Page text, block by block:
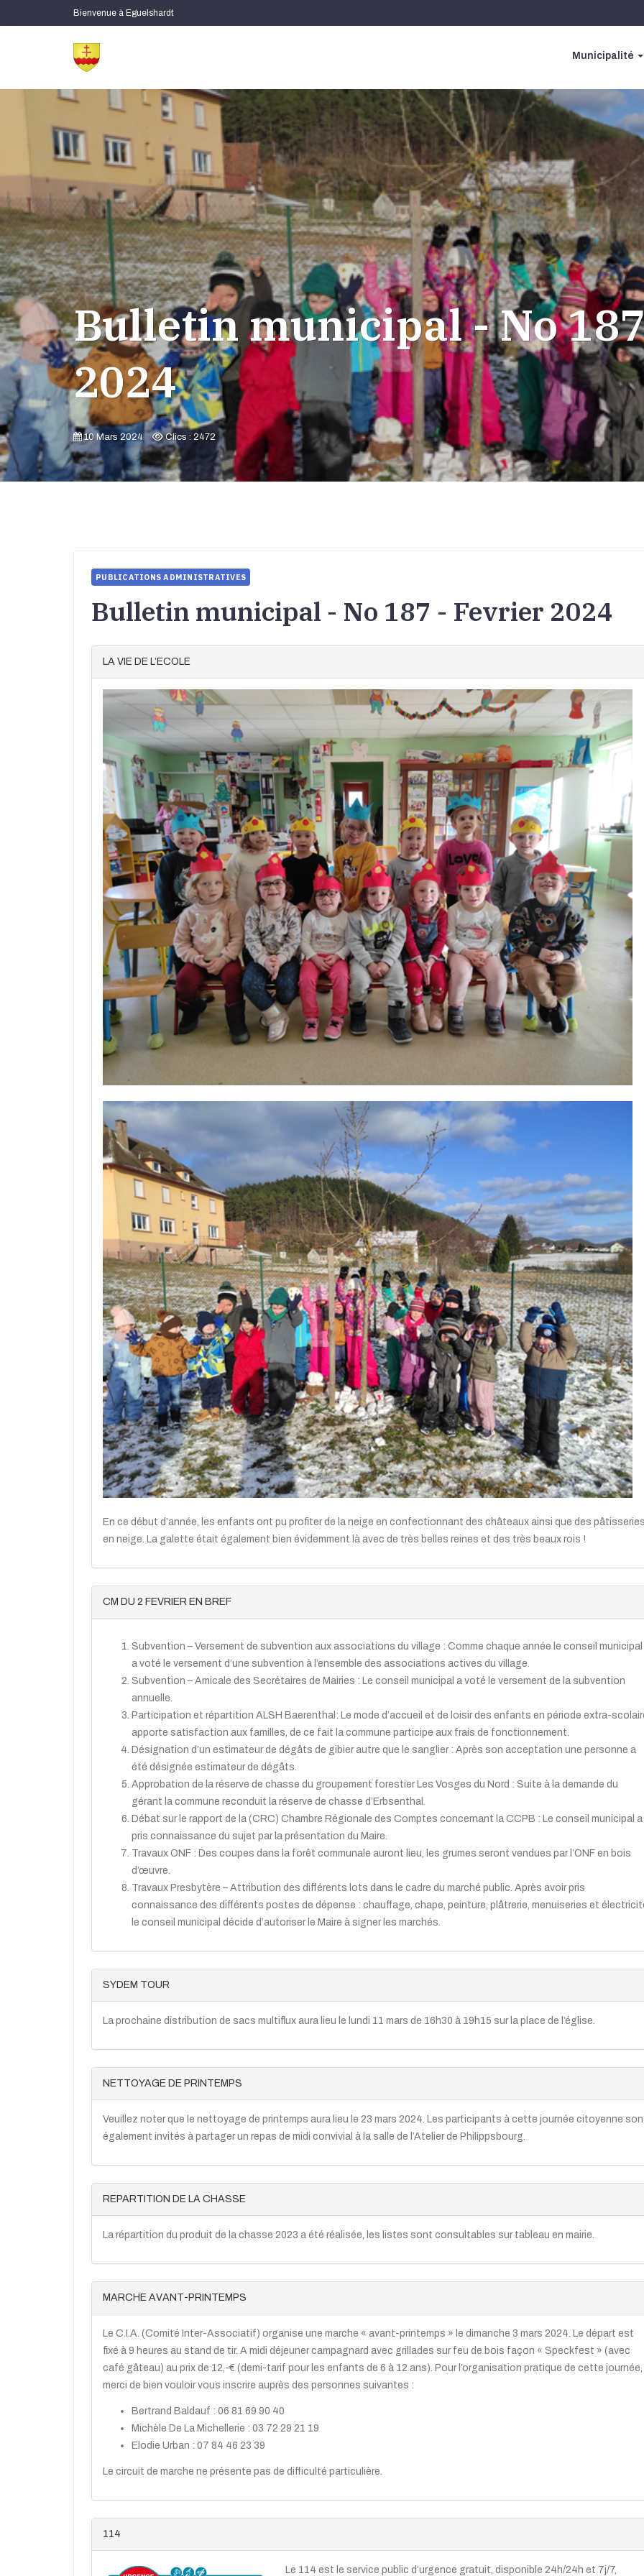
Bienvenue à Eguelshardt
Municipalité
Bulletin municipal - No
2024
10 Mars 2024 Clics : 2472
PUBLICATIONS ADMINISTRATIVES
Bulletin municipal - No 187 - Fevrier 2024
LA VIE DE L’ECOLE
En ce début d’année, les enfants ont pu profiter de la neige en confectionnant des châteaux ainsi que des
en neige. La galette était également bien évidemment là avec de très belles reines et des très beaux rois !
CM DU 2 FEVRIER EN BREF
Subvention – Versement de subvention aux associations du village : Comme chaque année le conseil municipal
a voté le versement d’une subvention à l’ensemble des associations actives du village.
Subvention – Amicale des Secrétaires de Mairies : Le conseil municipal a voté le versement de la subvention
annuelle.
Participation et répartition ALSH Baerenthal: Le mode d’accueil et de loisir des enfants en période extra-
apporte satisfaction aux familles, de ce fait la commune participe aux frais de fonctionnement.
Désignation d’un estimateur de dégâts de gibier autre que le sanglier : Après son acceptation une personne a
été désignée estimateur de dégâts.
Approbation de la réserve de chasse du groupement forestier Les Vosges du Nord : Suite à la demande du
gérant la commune reconduit la réserve de chasse d’Erbsenthal.
Débat sur le rapport de la (CRC) Chambre Régionale des Comptes concernant la CCPB : Le conseil municipal a
pris connaissance du sujet par la présentation du Maire.
Travaux ONF : Des coupes dans la forêt communale auront lieu, les grumes seront vendues par l’ONF en bois
d’œuvre.
Travaux Presbytère – Attribution des différents lots dans le cadre du marché public. Après avoir pris
connaissance des différents postes de dépense : chauffage, chape, peinture, plâtrerie, menuiseries et
le conseil municipal décide d’autoriser le Maire à signer les marchés.
SYDEM TOUR
La prochaine distribution de sacs multiflux aura lieu le lundi 11 mars de 16h30 à 19h15 sur la place de l’église.
NETTOYAGE DE PRINTEMPS
Veuillez noter que le nettoyage de printemps aura lieu le 23 mars 2024. Les participants à cette journée citoyenne
également invités à partager un repas de midi convivial à la salle de l’Atelier de Philippsbourg.
REPARTITION DE LA CHASSE
La répartition du produit de la chasse 2023 a été réalisée, les listes sont consultables sur tableau en mairie.
MARCHE AVANT-PRINTEMPS
Le C.I.A. (Comité Inter-Associatif) organise une marche « avant-printemps » le dimanche 3 mars 2024. Le départ est
fixé à 9 heures au stand de tir. A midi déjeuner campagnard avec grillades sur feu de bois façon « Speckfest » (avec
café gâteau) au prix de 12,-€ (demi-tarif pour les enfants de 6 à 12 ans). Pour l’organisation pratique de cette journée,
merci de bien vouloir vous inscrire auprès des personnes suivantes :
Bertrand Baldauf : 06 81 69 90 40
Michèle De La Michellerie : 03 72 29 21 19
Elodie Urban : 07 84 46 23 39
Le circuit de marche ne présente pas de difficulté particulière.
114
Le 114 est le service public d’urgence gratuit, disponible 24h/24h et 7j/7,